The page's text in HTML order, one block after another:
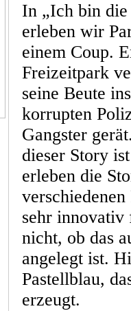
In „Ich bin
erleben wir
einem Coup.
Freizeitpark
seine Beute
korrupten
Gangster
dieser Story
erleben die
sehr
nicht, ob das
angelegt ist.
Pastellblau,
erzeugt.